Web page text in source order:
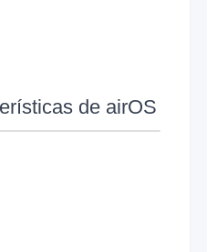
de airOS